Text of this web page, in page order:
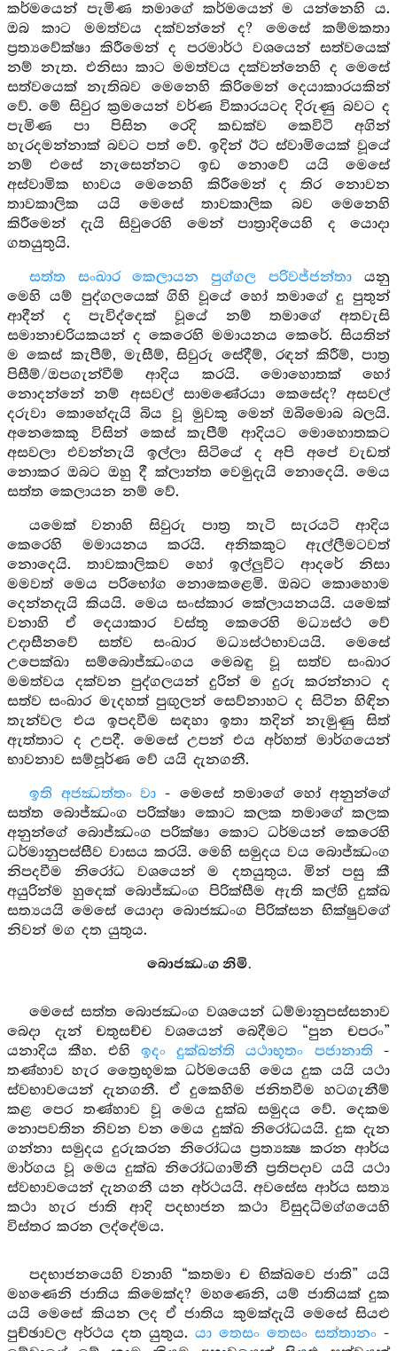
කර්මයෙන් පැමිණ තමාගේ කර්මයෙන් ම යන්නෙහි ය.
ඔබ කාට මමත්වය දක්වන්නේ ද? මෙසේ කම්මකතා
ප්‍රත්‍යවේක්ෂා කිරීමෙන් ද පරමාර්ථ වශයෙන් සත්වයෙක්
නම් නැත. එනිසා කාට මමත්වය දක්වන්නෙහි ද මෙසේ
සත්වයෙක් නැතිබව මෙනෙහි කිරිමෙන් දෙයාකාරයකින්
වේ. මේ සිවුර ක්‍රමයෙන් වර්ණ විකාරයටද දිරුණු බවට ද
පැමිණ පා පිසින රෙදි කඩක්ව කෙවිටි අගින්
හැරදමන්නාක් බවට පත් වේ. ඉදින් ඊට ස්වාමියෙක් වූයේ
නම් එසේ නැසෙන්නට ඉඩ නොවේ යයි මෙසේ
අස්වාමික භාවය මෙනෙහි කිරීමෙන් ද තිර නොවන
තාවකාලික යයි මෙසේ තාවකාලික බව මෙනෙහි
කිරීමෙන් දැයි සිවුරෙහි මෙන් පාත්‍රාදියෙහි ද යොදා
ගතයුතුයි.
සත්ත සංඛාර කෙලායන පුග්ගල පරිවජ්ජන්තා යනු
මෙහි යම් පුද්ගලයෙක් ගිහි වූයේ හෝ තමාගේ දු පුතුන්
ආදීන් ද පැවිද්දෙක් වූයේ නම් තමාගේ අතවැසි
සමානාචරියකයන් ද කෙරෙහි මමායනය කෙරේ. සියතින්
ම කෙස් කැපීම්, මැසීම්, සිවුරු සේදීම්, රඳන් කිරීම්, පාත්‍ර
පිසීම්/ඔපගැන්වීම් ආදිය කරයි. මොහොතක් හෝ
නොදන්නේ නම් අසවල් සාමණේරයා කෙසේද? අසවල්
දරුවා කොහේදැයි බිය වූ මුවකු මෙන් ඔබිමොබ බලයි.
අනෙකෙකු විසින් කෙස් කැපීම් ආදියට මොහොතකට
අසවලා එවන්නැයි ඉල්ලා සිටියේ ද අපි අපේ වැඩත්
නොකර ඔබට ඔහු දී ක්ලාන්ත වෙමුදැයි නොදෙයි. මෙය
සත්ත කෙලායන නම් වේ.
යමෙක් වනාහි සිවුරු පාත්‍ර තැටි සැරයටි ආදිය
කෙරෙහි මමායනය කරයි. අනිකකුට ඇල්ලීමටවත්
නොදෙයි. තාවකාලිකව හෝ ඉල්ලුවිට ආදරේ නිසා
මමවත් මෙය පරිභෝග නොකෙළෙමි. ඔබට කොහොම
දෙන්නදැයි කියයි. මෙය සංස්කාර කේලායනයයි. යමෙක්
වනාහි ඒ දෙයාකාර වස්තු කෙරෙහි මධ්‍යස්ථ වේ
උදාසීනවේ සත්ව සංඛාර මධ්‍යස්ථභාවයයි. මෙසේ
උපෙක්ඛා සම්බොජ්ඣංගය මෙබඳු වූ සත්ව සංඛාර
මමත්වය දක්වන පුද්ගලයන් දුරින් ම දුරු කරන්නාට ද
සත්ව සංඛාර මැදහත් පුඟුලන් සෙව්නාහට ද සිටින හිඳින
තැන්වල එය ඉපදවීම සඳහා ඉතා තදින් නැමුණු සිත්
ඇත්තාට ද උපදී. මෙසේ උපන් එය අර්හත් මාර්ගයෙන්
භාවනාව සම්පූර්ණ වේ යයි දැනගනී.
ඉති අජඣත්තං වා - මෙසේ තමාගේ හෝ අනුන්ගේ
සත්ත බොජ්ඣංග පරික්ෂා කොට කලක තමාගේ කලක
අනුන්ගේ බොජ්ඣංග පරික්ෂා කොට ධර්මයන් කෙරෙහි
ධර්මානුපස්සීව වාසය කරයි. මෙහි සමුදය වය බොජ්ඣංග
නිපදවීම නිරෝධ වශයෙන් ම දතයුතුය. මින් පසු කී
අයුරින්ම හුදෙක් බොජ්ඣංග පිරික්සීම ඇති කල්හි දුක්ඛ
සත්‍යයයි මෙසේ යොදා බොජඣංග පිරික්සන භික්ෂුවගේ
නිවන් මග දත යුතුය.
බොජඣංග නිමි.
මෙසේ සත්ත බොජඣංග වශයෙන් ධම්මානුපස්සනාව
බෙදා දැන් චතුසච්ච වශයෙන් බෙදීමට “පුන චපරං”
යනාදිය කීහ. එහි ඉදං දුක්ඛන්ති යථාභූතං පජානාති -
තණ්හාව හැර ත්‍රෛභූමක ධර්මයෙහි මෙය දුක යයි යථා
ස්වභාවයෙන් දැනගනී. ඒ දුකෙහිම ජනිතවීම හටගැනීම්
කළ පෙර තණ්හාව වූ මෙය දුක්ඛ සමුදය වේ. දෙකම
නොපවතින නිවන වන මෙය දුක්ඛ නිරෝධයයි. දුක දැන
ගන්නා සමුදය දුරුකරන නිරෝධය ප්‍රත්‍යක්‍ෂ කරන ආර්ය
මාර්ගය වූ මෙය දුක්ඛ නිරෝධගාමිනී ප්‍රතිපදාව යයි යථා
ස්වභාවයෙන් දැනගනී යන අර්ථයයි. අවසේස ආර්ය සත්‍ය
කථා හැර ජාති ආදි පදභාජන කථා විසුදධිමග්ගයෙහි
විස්තර කරන ලද්දේමය.
පදභාජනයෙහි වනාහි “කතමා ච භික්ඛවෙ ජාති” යයි
මහණෙනි ජාතිය කිමෙක්ද? මහණෙනි, යම් ජාතියක් දුක
යයි මෙසේ කියන ලද ඒ ජාතිය කුමක්දැයි මෙසේ සියළු
පුච්ඡාවල අර්ථය දත යුතුය. යා තෙසං තෙසං සත්තානං -